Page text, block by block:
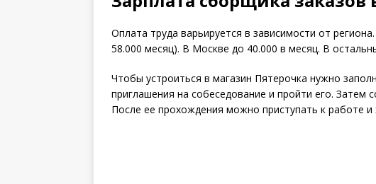
Оплата труда варьируется в зависимости от
58.000 месяц). В Москве до 40.000 в месяц. В
Чтобы устроиться в магазин Пятерочка нужно
приглашения на собеседование и пройти его. Затем
После ее прохождения можно приступать к работе